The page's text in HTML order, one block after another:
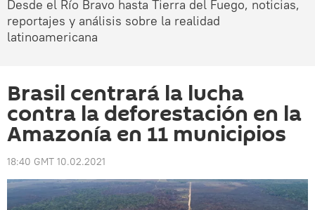
Desde el Río Bravo hasta Tierra del Fuego, noticias,
reportajes y análisis sobre la realidad
latinoamericana
Brasil centrará la lucha
contra la deforestación en la
Amazonía en 11 municipios
18:40 GMT 10.02.2021